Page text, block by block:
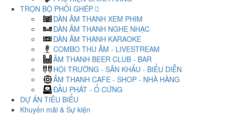
TRỌN BỘ PHỐI GHÉP
DÀN ÂM THANH XEM PHIM
DÀN ÂM THANH NGHE NHẠC
DÀN ÂM THANH KARAOKE
COMBO THU ÂM - LIVESTREAM
ÂM THANH BEER CLUB - BAR
HỘI TRƯỜNG - SÂN KHẤU - BIỂU DIỄN
ÂM THANH CAFE - SHOP - NHÀ HÀNG
ĐẦU PHÁT - Ổ CỨNG
DỰ ÁN TIÊU BIỂU
Khuyến mãi & Sự kiện